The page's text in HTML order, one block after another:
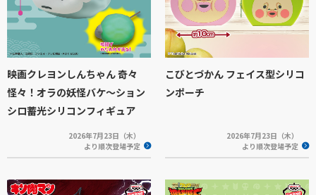
映画クレヨンしんちゃん 奇々
怪々！オラの妖怪バケ～ション
シロ蓄光シリコンフィギュア
2026年7月23日（木）
より順次登場予定
こびとづかん フェイス型シリコ
ンポーチ
2026年7月23日（木）
より順次登場予定